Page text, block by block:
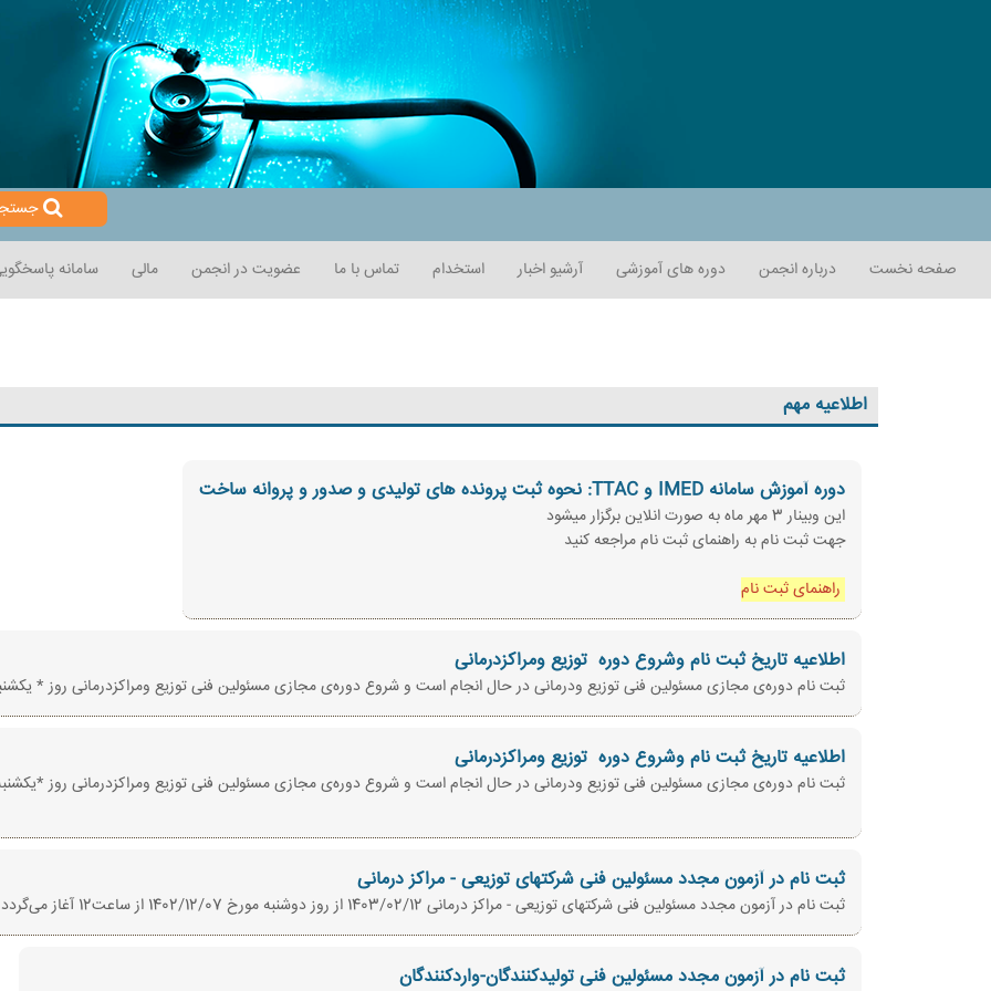
صفحه نخست درباره انجمن دوره های آموزشی آرشیو اخبار استخدام تماس با ما عضویت در انجمن مالی سامانه
اطلاعیه مهم
دوره آموزش سامانه IMED و TTAC: نحوه ثبت پرونده های تولیدی و صدور و پروانه ساخت
این وبینار 3 مهر ماه به صورت انلاین برگزار میشود
جهت ثبت نام به راهنمای ثبت نام مراجعه کنید
راهنمای ثبت نام
اطلاعیه تاریخ ثبت نام وشروع دوره ‌ توزیع ومراکزدرمانی
ثبت نام دوره‌ی مجازی مسئولین فنی توزیع ودرمانی در حال انجام است و شروع دوره‌ی مجازی مسئولین فنی توزیع ومراکزدرمانی روز * یکشنبه 1403/01/26 می
اطلاعیه تاریخ ثبت نام وشروع دوره ‌ توزیع ومراکزدرمانی
ثبت نام دوره‌ی مجازی مسئولین فنی توزیع ودرمانی در حال انجام است و شروع دوره‌ی مجازی مسئولین فنی توزیع ومراکزدرمانی روز *یکشنبه 1402/12/15 می
ثبت نام در آزمون مجدد مسئولین فنی شرکتهای توزیعی - مراکز درمانی
ثبت نام در آزمون مجدد مسئولین فنی شرکتهای توزیعی - مراکز درمانی 1403/02/12 از روز دوشنبه مورخ 1402/12/07 از ساعت12 آغاز می‌گردد.
ثبت نام در آزمون مجدد مسئولین فنی تولیدکنندگان-واردکنندگان